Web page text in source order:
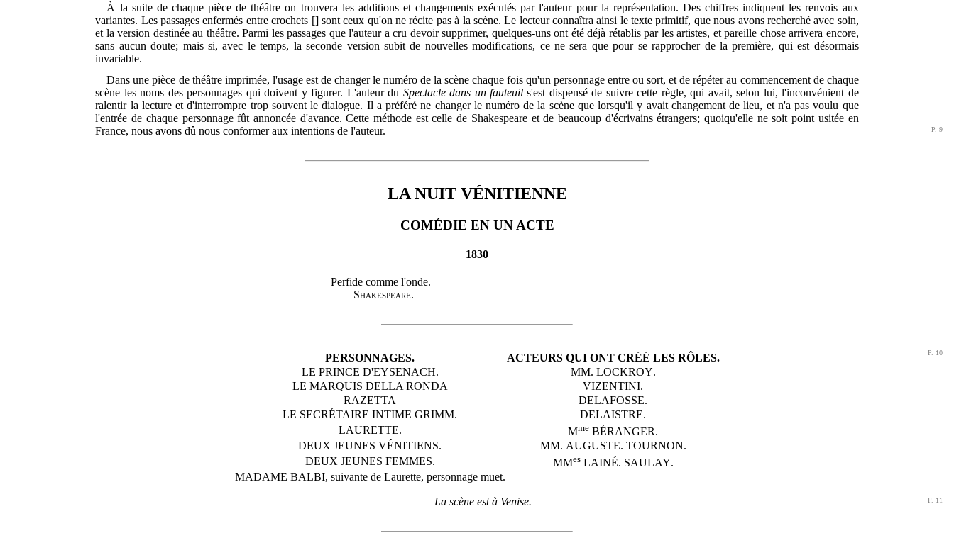
À la suite de chaque pièce de théâtre on trouvera les additions et changements exécutés par l'auteur pour la représentation. Des chiffres indiquent les renvois aux
variantes. Les passages enfermés entre crochets [] sont ceux qu'on ne récite pas à la scène. Le lecteur connaîtra ainsi le texte primitif, que nous avons recherché avec soin,
et la version destinée au théâtre. Parmi les passages que l'auteur a cru devoir supprimer, quelques-uns ont été déjà rétablis par les artistes, et pareille chose arrivera encore,
sans aucun doute; mais si, avec le temps, la seconde version subit de nouvelles modifications, ce ne sera que pour se rapprocher de la première, qui est désormais
invariable.
Dans une pièce de théâtre imprimée, l'usage est de changer le numéro de la scène chaque fois qu'un personnage entre ou sort, et de répéter au commencement de chaque
scène les noms des personnages qui doivent y figurer. L'auteur du Spectacle dans un fauteuils'est dispensé de suivre cette règle, qui avait, selon lui, l'inconvénient de
ralentir la lecture et d'interrompre trop souvent le dialogue. Il a préféré ne changer le numéro de la scène que lorsqu'il y avait changement de lieu, et n'a pas voulu que
l'entrée de chaque personnage fût annoncée d'avance. Cette méthode est celle de Shakespeare et de beaucoup d'écrivains étrangers; quoiqu'elle ne soit point usitée en
France, nous avons dû nous conformer aux intentions de l'auteur.
P. 9
LA NUIT VÉNITIENNE
COMÉDIE EN UN ACTE
1830
Perfide comme l'onde.
Shakespeare.
P. 10
PERSONNAGES.
ACTEURS QUI ONT CRÉÉ LES RÔLES.
LE PRINCE D'EYSENACH.
MM. LOCKROY.
LE MARQUIS DELLA RONDA
VIZENTINI.
RAZETTA
DELAFOSSE.
LE SECRÉTAIRE INTIME GRIMM.
DELAISTRE.
LAURETTE.
Mme BÉRANGER.
DEUX JEUNES VÉNITIENS.
MM. AUGUSTE. TOURNON.
DEUX JEUNES FEMMES.
MMes LAINÉ. SAULAY.
MADAME BALBI, suivante de Laurette, personnage muet.
La scène est à Venise. P. 11